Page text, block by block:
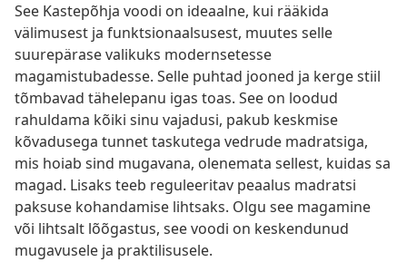
See Kastepõhja voodi on ideaalne, kui rääkida
välimusest ja funktsionaalsusest, muutes selle
suurepärase valikuks modernsetesse
magamistubadesse. Selle puhtad jooned ja kerge stiil
tõmbavad tähelepanu igas toas. See on loodud
rahuldama kõiki sinu vajadusi, pakub keskmise
kõvadusega tunnet taskutega vedrude madratsiga,
mis hoiab sind mugavana, olenemata sellest, kuidas sa
magad. Lisaks teeb reguleeritav peaalus madratsi
paksuse kohandamise lihtsaks. Olgu see magamine
või lihtsalt lõõgastus, see voodi on keskendunud
mugavusele ja praktilisusele.